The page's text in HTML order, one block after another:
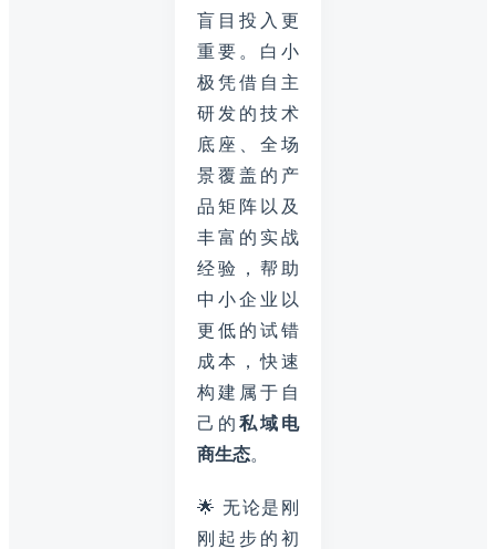
盲目投入更
重要。白小
极凭借自主
研发的技术
底座、全场
景覆盖的产
品矩阵以及
丰富的实战
经验，帮助
中小企业以
更低的试错
成本，快速
构建属于自
己的 私域电
商生态。
🌟 无论是刚
刚起步的初